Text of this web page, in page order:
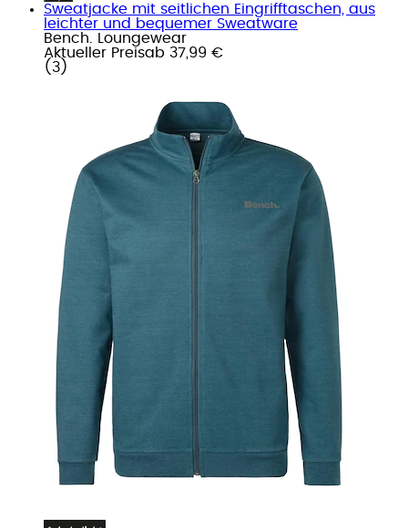
Sweatjacke mit seitlichen Eingrifftaschen, aus
leichter und bequemer Sweatware
Bench. Loungewear
Aktueller Preisab 37,99 €
( 3 )